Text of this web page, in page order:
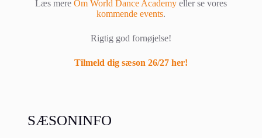
Læs mere Om World Dance Academyeller se vores
kommende events.
Rigtig god fornøjelse!
Tilmeld dig sæson 26/27 her!
SÆSONINFO